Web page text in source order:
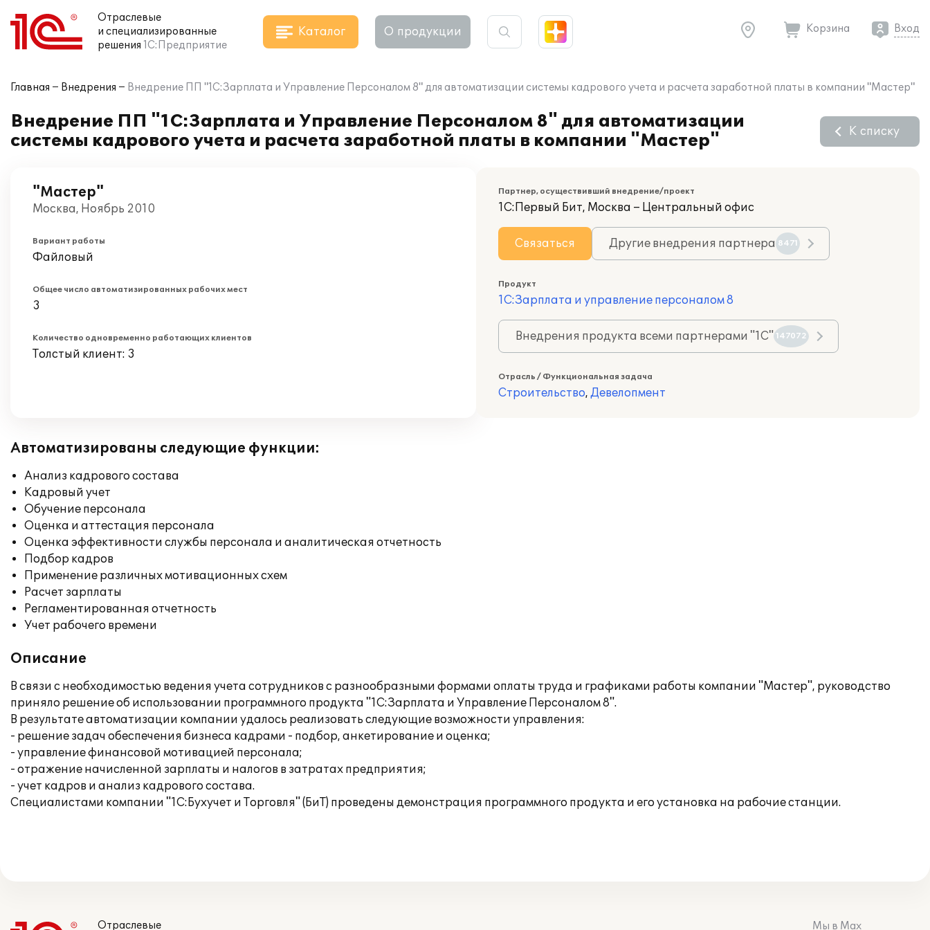
Отраслевые
и специализированные
решения 1С:Предприятие
Каталог О продукции Корзина Вход
Главная Внедрения Внедрение ПП "1С:Зарплата и Управление Персоналом 8" для автоматизации системы кадрового учета и расчета заработной платы в компании "Мастер"
Внедрение ПП "1С:Зарплата и Управление Персоналом 8" для автоматизации
системы кадрового учета и расчета заработной платы в компании "Мастер"
К списку
"Мастер"
Москва, Ноябрь 2010
Вариант работы
Файловый
Общее число автоматизированных рабочих мест
3
Количество одновременно работающих клиентов
Толстый клиент: 3
Партнер, осуществивший внедрение/проект
1С:Первый Бит, Москва – Центральный офис
Связаться Другие внедрения партнера 8471
Продукт
1С:Зарплата и управление персоналом 8
Внедрения продукта всеми партнерами "1С" 147072
Отрасль / Функциональная задача
Строительство, Девелопмент
Автоматизированы следующие функции:
Анализ кадрового состава
Кадровый учет
Обучение персонала
Оценка и аттестация персонала
Оценка эффективности службы персонала и аналитическая отчетность
Подбор кадров
Применение различных мотивационных схем
Расчет зарплаты
Регламентированная отчетность
Учет рабочего времени
Описание
В связи с необходимостью ведения учета сотрудников с разнообразными формами оплаты труда и графиками работы компании "Мастер", руководство
приняло решение об использовании программного продукта "1С:Зарплата и Управление Персоналом 8".
В результате автоматизации компании удалось реализовать следующие возможности управления:
- решение задач обеспечения бизнеса кадрами - подбор, анкетирование и оценка;
- управление финансовой мотивацией персонала;
- отражение начисленной зарплаты и налогов в затратах предприятия;
- учет кадров и анализ кадрового состава.
Специалистами компании "1С:Бухучет и Торговля" (БиТ) проведены демонстрация программного продукта и его установка на рабочие станции.
Отраслевые Мы в Max